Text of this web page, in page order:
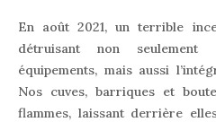
En août 2021, un terrible
détruisant non
équipements, mais aussi
Nos cuves, barriques et
flammes, laissant derrière